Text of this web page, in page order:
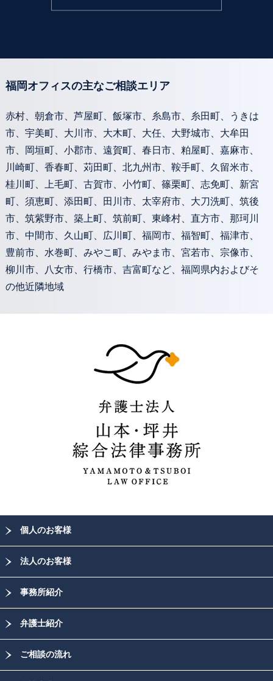
福岡オフィスの主なご相談エリア
赤村、朝倉市、芦屋町、飯塚市、糸島市、糸田町、うきは
市、宇美町、大川市、大木町、大任、大野城市、大牟田
市、岡垣町、小郡市、遠賀町、春日市、粕屋町、嘉麻市、
川崎町、香春町、苅田町、北九州市、鞍手町、久留米市、
桂川町、上毛町、古賀市、小竹町、篠栗町、志免町、新宮
町、須恵町、添田町、田川市、太宰府市、大刀洗町、筑後
市、筑紫野市、築上町、筑前町、東峰村、直方市、那珂川
市、中間市、久山町、広川町、福岡市、福智町、福津市、
豊前市、水巻町、みやこ町、みやま市、宮若市、宗像市、
柳川市、八女市、行橋市、吉富町など、福岡県内およびそ
の他近隣地域
個人のお客様
法人のお客様
事務所紹介
弁護士紹介
ご相談の流れ